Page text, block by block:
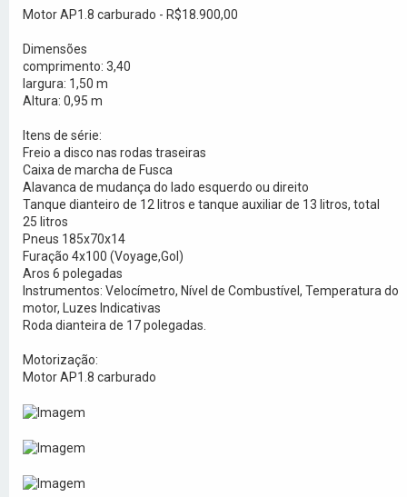
Motor AP1.8 carburado - R$18.900,00
Dimensões
comprimento: 3,40
largura: 1,50 m
Altura: 0,95 m
Itens de série:
Freio a disco nas rodas traseiras
Caixa de marcha de Fusca
Alavanca de mudança do lado esquerdo ou direito
Tanque dianteiro de 12 litros e tanque auxiliar de 13 litros, total
25 litros
Pneus 185x70x14
Furação 4x100 (Voyage,Gol)
Aros 6 polegadas
Instrumentos: Velocímetro, Nível de Combustível, Temperatura do
motor, Luzes Indicativas
Roda dianteira de 17 polegadas.
Motorização:
Motor AP1.8 carburado